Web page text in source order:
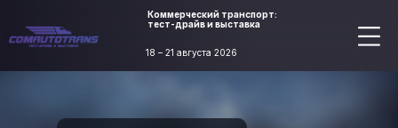
18 – 21 августа 2026
Коммерческий транспорт:
тест-драйв и выставка